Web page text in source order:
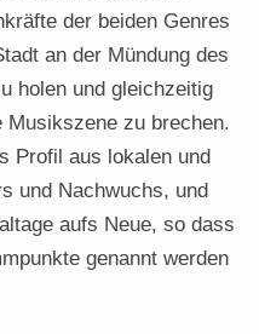
der beiden Genres
an der Mündung des
holen und gleichzeitig
zu brechen.
Profil aus lokalen und
und Nachwuchs, und
aufs Neue, so dass
genannt werden